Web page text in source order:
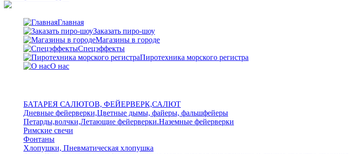
Главная
Заказать пиро-шоу
Магазины в городе
Спецэффекты
Пиротехника морского регистра
О нас
БАТАРЕЯ САЛЮТОВ, ФЕЙЕРВЕРК,САЛЮТ
Дневные фейерверки,Цветные дымы, файеры, фальшфейеры
Петарды,волчки,Летающие фейерверки.Наземные фейерверки
Римские свечи
Фонтаны
Хлопушки, Пневматическая хлопушка